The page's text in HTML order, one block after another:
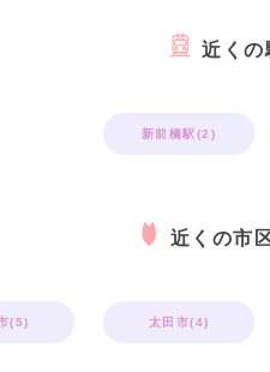
近くの
新前橋駅(2)
近くの市
(5) 太田市(4)